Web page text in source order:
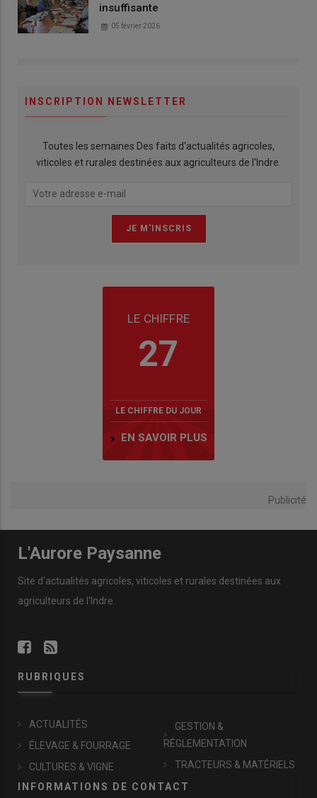
insuffisante
05 février 2026
INSCRIPTION NEWSLETTER
Toutes les semaines Des faits d'actualités agricoles,
viticoles et rurales destinées aux agriculteurs de l'Indre.
LE CHIFFRE
27
LE CHIFFRE DU JOUR
EN SAVOIR PLUS
Publicité
L'Aurore Paysanne
Site d'actualités agricoles, viticoles et rurales destinées aux
agriculteurs de l'Indre.
RUBRIQUES
ACTUALITÉS
ÉLEVAGE & FOURRAGE
CULTURES & VIGNE
GESTION &
RÉGLEMENTATION
TRACTEURS & MATÉRIELS
INFORMATIONS DE CONTACT